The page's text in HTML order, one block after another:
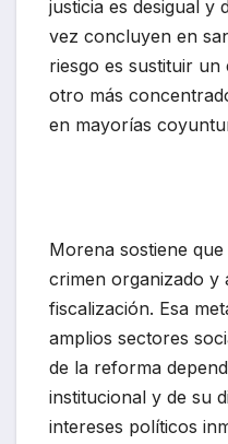
justicia es desigual y
vez concluyen en
riesgo es sustituir
otro más
en mayorías
Morena sostiene
crimen organizado y
fiscalización. Esa
amplios sectores
de la reforma
institucional y de su
intereses políticos